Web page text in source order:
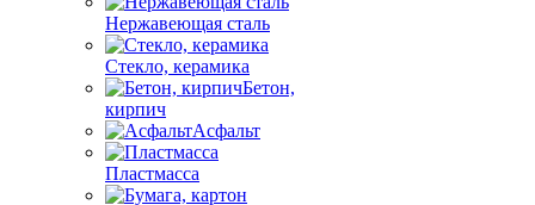
Нержавеющая сталь
Стекло, керамика
Бетон,
кирпич
Асфальт
Пластмасса